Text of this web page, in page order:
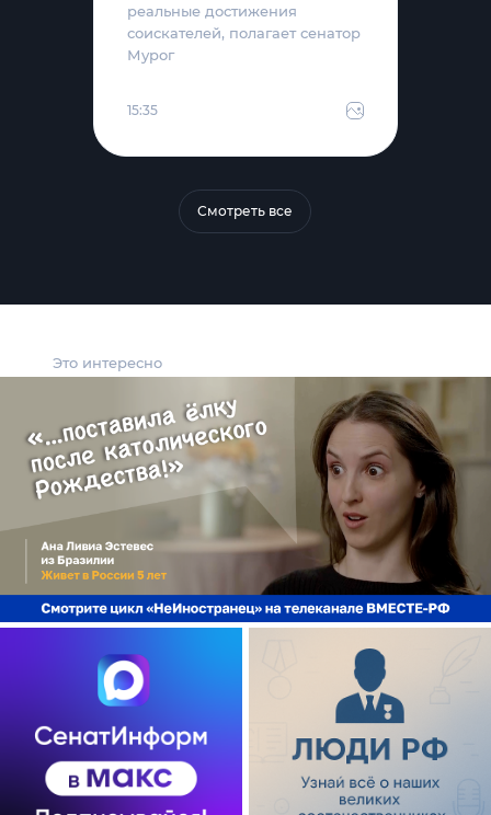
Это интересно
реальные достижения
соискателей, полагает сенатор
Мурог
15:35
Смотреть все